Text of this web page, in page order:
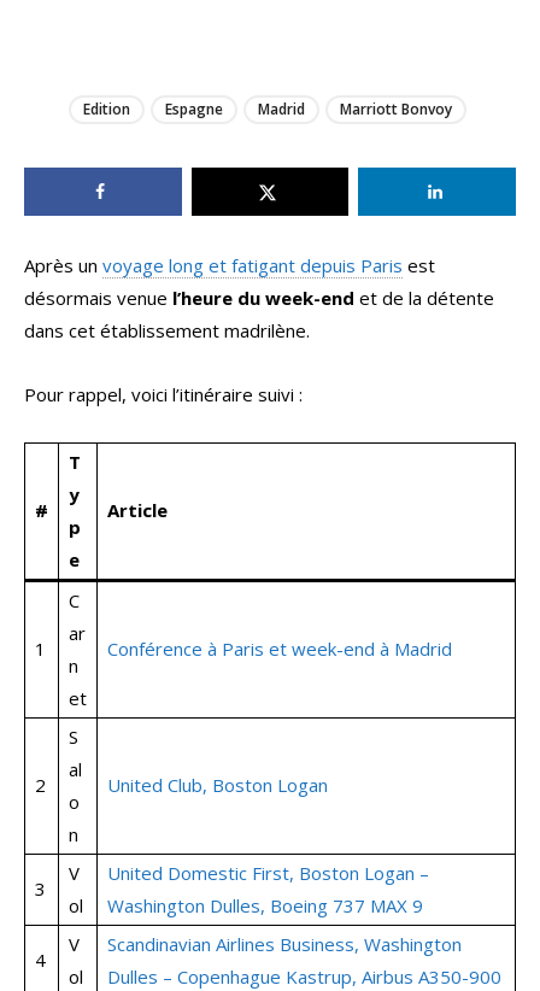
Edition Espagne Madrid Marriott Bonvoy
Après un voyage long et fatigant depuis Paris est
désormais venue l’heure du week-end et de la détente
dans cet établissement madrilène.
Pour rappel, voici l’itinéraire suivi :
#
T
y
p
e
Article
1
C
ar
n
et
Conférence à Paris et week-end à Madrid
2
S
al
o
n
United Club, Boston Logan
3
V
ol
United Domestic First, Boston Logan –
Washington Dulles, Boeing 737 MAX 9
4
V
ol
Scandinavian Airlines Business, Washington
Dulles – Copenhague Kastrup, Airbus A350-900